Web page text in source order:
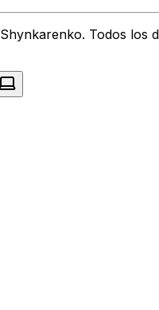
Todos los